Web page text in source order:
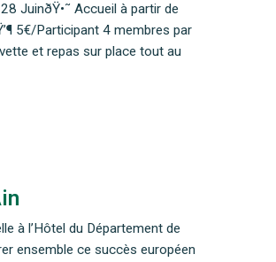
JuinðŸ•˜ Accueil à partir de
5€/Participant 4 membres par
et repas sur place tout au
à l’Hôtel du Département de
ensemble ce succès européen